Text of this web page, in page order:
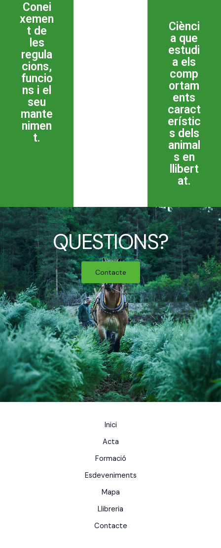
Conei
xemen
t de
les
regula
cions,
funcio
ns i el
seu
mante
nimen
t.
Ciènci
a que
estudi
a els
comp
ortam
ents
caract
erístic
s dels
animal
s en
llibert
at.
QUESTIONS?
Contacte
Inici
Acta
Formació
Esdeveniments
Mapa
Llibreria
Contacte